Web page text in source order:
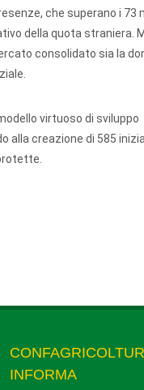
che superano i 73
della quota straniera.
consolidato sia la
virtuoso di sviluppo
alla creazione di 585
INFORMA